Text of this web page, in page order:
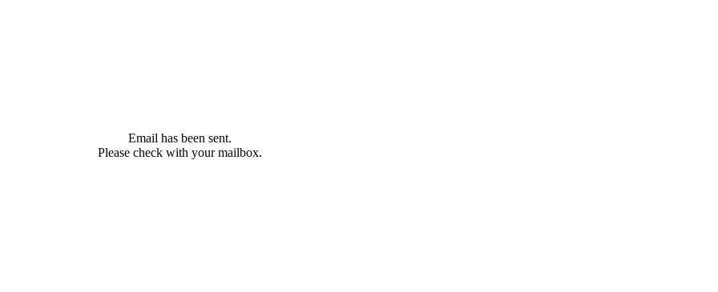
Email has been sent.
Please check with your mailbox.